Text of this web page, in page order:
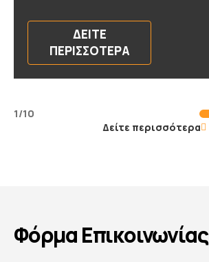
ΔΕΊΤΕ
ΠΕΡΙΣΣΌΤΕΡΑ
1/10
Δείτε περισσότερα
Φόρμα Επικοινωνίας